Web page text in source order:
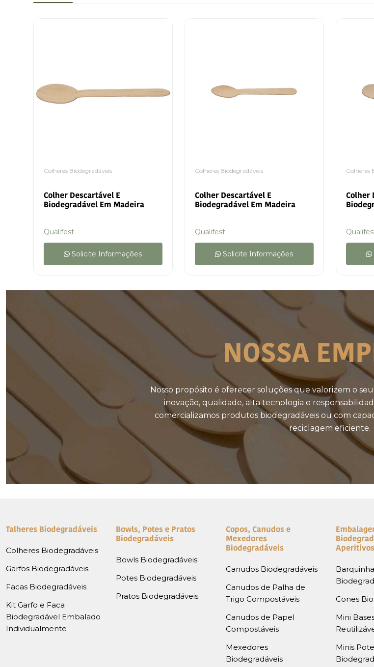
Colheres Biodegradáveis
Colher Descartável E
Biodegradável Em Madeira
Qualifest
Solicite Informações
Colheres Biodegradáveis
Colher Descartável E
Biodegradável Em Madeira
Qualifest
Solicite Informações
Colheres
Colher
NOSSA
Nosso propósito é oferecer soluções que valorizem o
inovação, qualidade, alta tecnologia e
comercializamos produtos biodegradáveis ou com
reciclagem eficiente.
Talheres Biodegradáveis
Colheres Biodegradáveis
Garfos Biodegradáveis
Facas Biodegradáveis
Kit Garfo e Faca
Biodegradável Embalado
Individualmente
Bowls, Potes e Pratos
Biodegradáveis
Bowls Biodegradáveis
Potes Biodegradáveis
Pratos Biodegradáveis
Copos, Canudos e
Mexedores
Biodegradáveis
Canudos Biodegradáveis
Canudos de Palha de
Trigo Compostáveis
Canudos de Papel
Compostáveis
Mexedores
Biodegradáveis
Aperitivos
Cones
Mini
Minis